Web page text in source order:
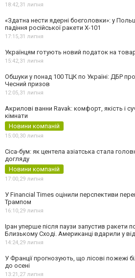
18:42,31 липня
«Здатна нести ядерні боєголовки»: у
падіння російської ракети Х-101
17:15,31 липня
Українцям готують новий податок на
15:42,31 липня
Обшуки у понад 100 ТЦК по Україні: ДБР
Чесний призов
12:05,31 липня
Акрилові ванни Ravak: комфорт, якість і
кімнати
Новини компаній
15:00,30 липня
Cica-бум: як центела азіатська стала
догляду
Новини компаній
17:00,29 липня
У Financial Times оцінили перспективи
Трампом
16:10,29 липня
Іран уперше після паузи запустив ракети
Близькому Сході. Американці вдарили у
14:24,29 липня
У Франції прогнозують, що лісові пожежі
до осені
13:21,27 липня